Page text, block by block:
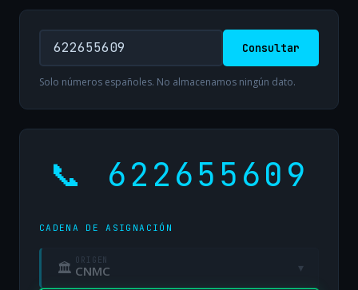
Consultar
Solo números españoles. No almacenamos ningún dato.
📞 622655609
CADENA DE ASIGNACIÓN
🏛 ORIGEN
CNMC ▾